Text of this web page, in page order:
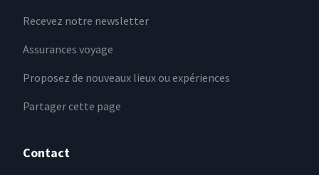
Recevez notre newsletter
Assurances voyage
Proposez de nouveaux lieux ou expériences
Partager cette page
Contact